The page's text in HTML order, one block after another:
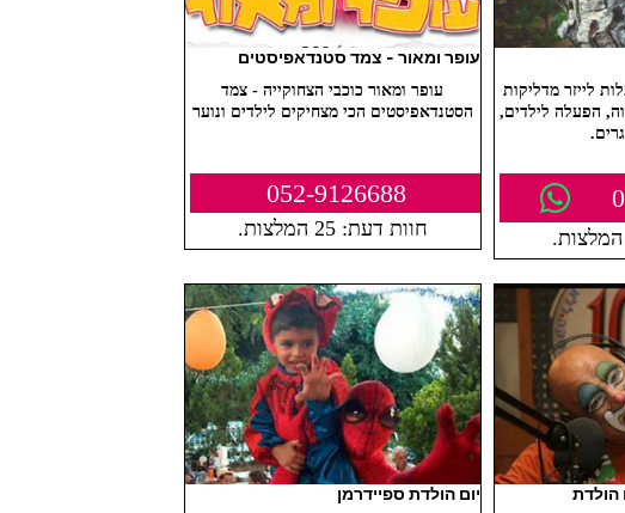
לייזר מדליקות
הפעלה לילדים,
עופר ומאור - צמד סטנדאפיסטים
עופר ומאור כוכבי הצחוקייה - צמד
הסטנדאפיסטים הכי מצחיקים לילדים ונוער
052-9126688
חוות דעת: 25 המלצות.
הולדת יום הולדת ספיידרמן